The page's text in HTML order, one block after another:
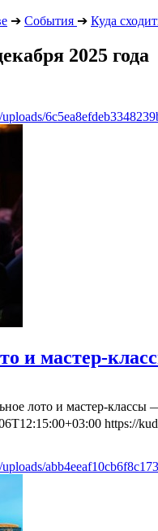
➔ События ➔ Куда
2025 года
и мастер-
лото и мастер-
https://